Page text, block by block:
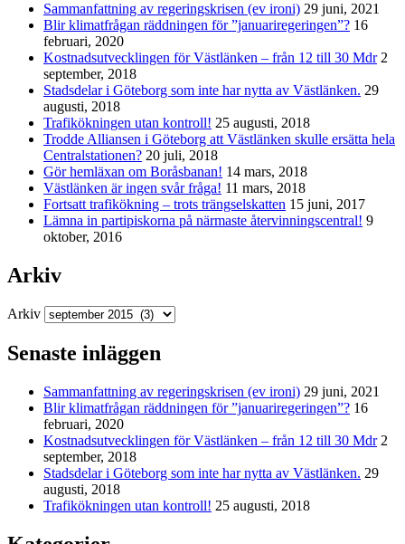
Sammanfattning av regeringskrisen (ev ironi) 29 juni, 2021
Blir klimatfrågan räddningen för ”januariregeringen”? 16
februari, 2020
Kostnadsutvecklingen för Västlänken – från 12 till 30 Mdr 2
september, 2018
Stadsdelar i Göteborg som inte har nytta av Västlänken. 29
augusti, 2018
Trafikökningen utan kontroll! 25 augusti, 2018
Trodde Alliansen i Göteborg att Västlänken skulle ersätta hela
Centralstationen? 20 juli, 2018
Gör hemläxan om Boråsbanan! 14 mars, 2018
Västlänken är ingen svår fråga! 11 mars, 2018
Fortsatt trafikökning – trots trängselskatten 15 juni, 2017
Lämna in partipiskorna på närmaste återvinningscentral! 9
oktober, 2016
Arkiv
Arkiv
Senaste inläggen
Sammanfattning av regeringskrisen (ev ironi) 29 juni, 2021
Blir klimatfrågan räddningen för ”januariregeringen”? 16
februari, 2020
Kostnadsutvecklingen för Västlänken – från 12 till 30 Mdr 2
september, 2018
Stadsdelar i Göteborg som inte har nytta av Västlänken. 29
augusti, 2018
Trafikökningen utan kontroll! 25 augusti, 2018